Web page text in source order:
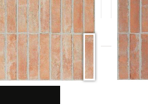
BIT NATURAL